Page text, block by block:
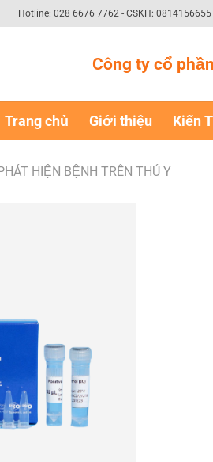
Hotline: 028 6676 7762 - CSKH:
Công ty cổ
Trang chủ Giới thiệu Kiến
HIỆN BỆNH TRÊN THÚ Y